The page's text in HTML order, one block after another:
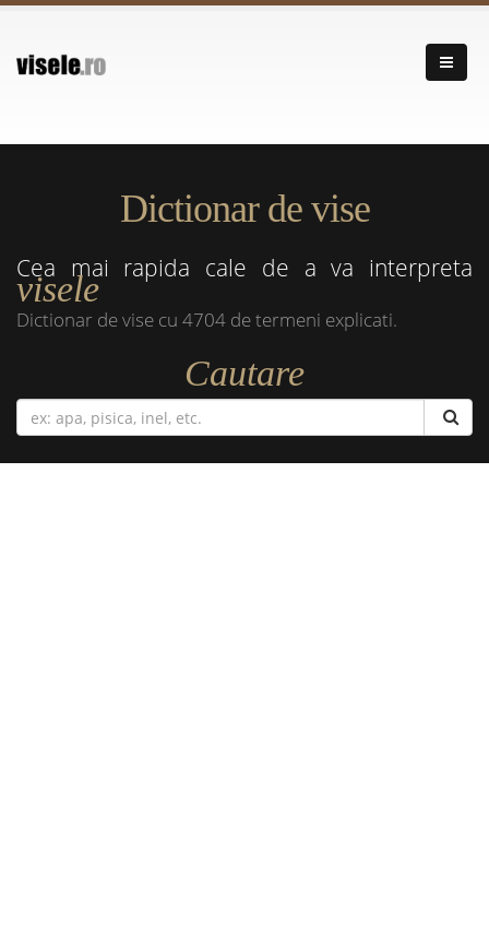
Dictionar de vise
Cea mai rapida cale de a va interpreta
visele
Dictionar de vise cu 4704 de termeni explicati.
Cautare